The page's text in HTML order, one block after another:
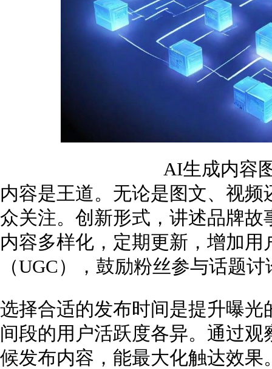
AI生成内容
内容是王道。无论是图文、视
众关注。创新形式，讲述品牌
内容多样化，定期更新，增加
（UGC），鼓励粉丝参与话题
选择合适的发布时间是提升曝
间段的用户活跃度各异。通过
候发布内容，能最大化触达效